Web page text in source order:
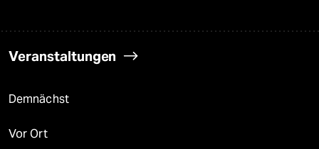
Veranstaltungen
Demnächst
Vor Ort